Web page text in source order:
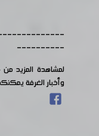
----------
لمشاهدة المزيد
وأخبار الغرفة